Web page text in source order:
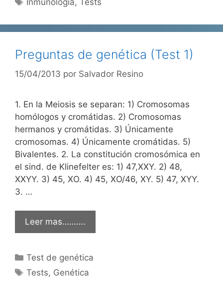
Inmunología, Tests
Preguntas de genética (Test 1)
15/04/2013 por Salvador Resino
1. En la Meiosis se separan: 1) Cromosomas
homólogos y cromátidas. 2) Cromosomas
hermanos y cromátidas. 3) Únicamente
cromosomas. 4) Únicamente cromátidas. 5)
Bivalentes. 2. La constitución cromosómica en
el sind. de Klinefelter es: 1) 47,XXY. 2) 48,
XXYY. 3) 45, XO. 4) 45, XO/46, XY. 5) 47, XYY.
3. …
Leer mas……….
Categorías
Test de genética
Etiquetas
Tests, Genética